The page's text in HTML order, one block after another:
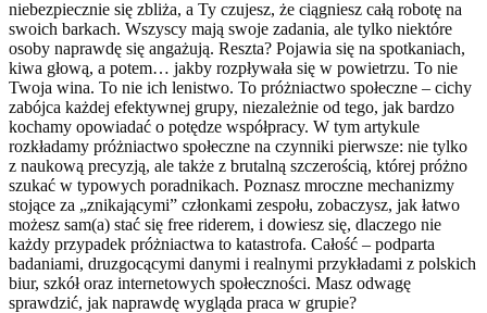
niebezpiecznie się zbliża, a Ty czujesz, że ciągniesz całą robotę na
swoich barkach. Wszyscy mają swoje zadania, ale tylko niektóre
osoby naprawdę się angażują. Reszta? Pojawia się na spotkaniach,
kiwa głową, a potem… jakby rozpływała się w powietrzu. To nie
Twoja wina. To nie ich lenistwo. To próżniactwo społeczne – cichy
zabójca każdej efektywnej grupy, niezależnie od tego, jak bardzo
kochamy opowiadać o potędze współpracy. W tym artykule
rozkładamy próżniactwo społeczne na czynniki pierwsze: nie tylko
z naukową precyzją, ale także z brutalną szczerością, której próżno
szukać w typowych poradnikach. Poznasz mroczne mechanizmy
stojące za „znikającymi” członkami zespołu, zobaczysz, jak łatwo
możesz sam(a) stać się free riderem, i dowiesz się, dlaczego nie
każdy przypadek próżniactwa to katastrofa. Całość – podparta
badaniami, druzgocącymi danymi i realnymi przykładami z polskich
biur, szkół oraz internetowych społeczności. Masz odwagę
sprawdzić, jak naprawdę wygląda praca w grupie?